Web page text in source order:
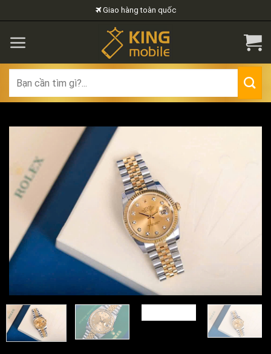
to
content
Giao hàng toàn quốc
for: